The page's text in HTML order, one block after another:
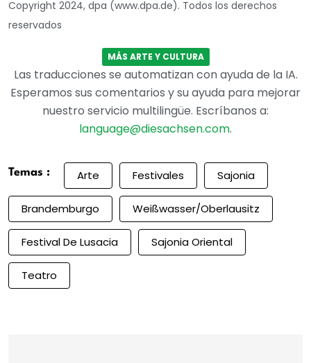
Copyright 2024, dpa (www.dpa.de). Todos los derechos
reservados
MÁS ARTE Y CULTURA
Las traducciones se automatizan con ayuda de la IA.
Esperamos sus comentarios y su ayuda para mejorar
nuestro servicio multilingüe. Escríbanos a:
language@diesachsen.com.
Temas : Arte Festivales Sajonia
Brandemburgo Weißwasser/Oberlausitz
Festival De Lusacia Sajonia Oriental
Teatro